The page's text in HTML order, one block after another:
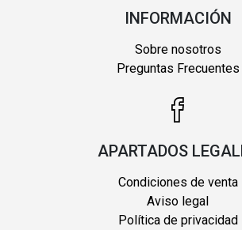
INFORMACIÓN
Sobre nosotros
Preguntas Frecuentes
APARTADOS
Condiciones de venta
Aviso legal
Política de privacidad